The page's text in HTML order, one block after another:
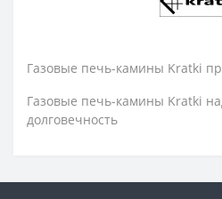
Газовые печь-камины Kratki
Газовые печь-камины Kratki
долговечность